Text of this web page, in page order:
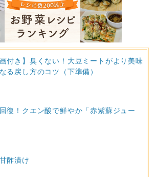
画付き】臭くない！大豆ミートがより美味
る戻し方のコツ（下準備）
復！クエン酸で鮮やか「赤紫蘇ジュー
酢漬け